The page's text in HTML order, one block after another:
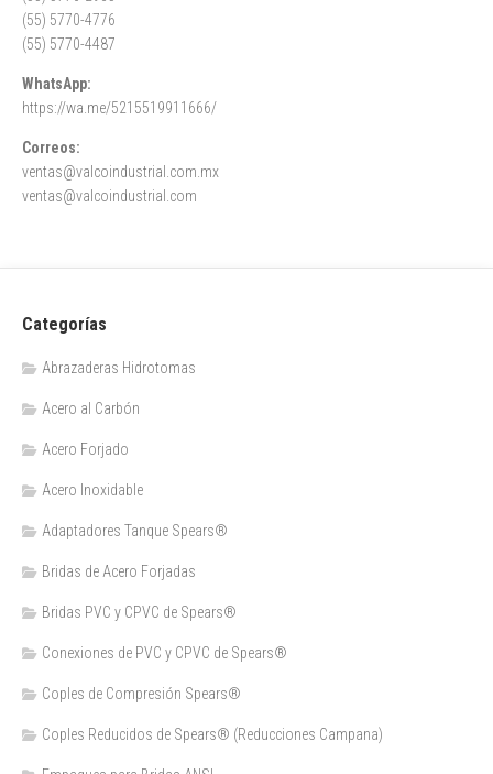
(55) 5770-4776
(55) 5770-4487
WhatsApp:
https://wa.me/5215519911666/
Correos:
ventas@valcoindustrial.com.mx
ventas@valcoindustrial.com
Categorías
Abrazaderas Hidrotomas
Acero al Carbón
Acero Forjado
Acero Inoxidable
Adaptadores Tanque Spears®
Bridas de Acero Forjadas
Bridas PVC y CPVC de Spears®
Conexiones de PVC y CPVC de Spears®
Coples de Compresión Spears®
Coples Reducidos de Spears® (Reducciones Campana)